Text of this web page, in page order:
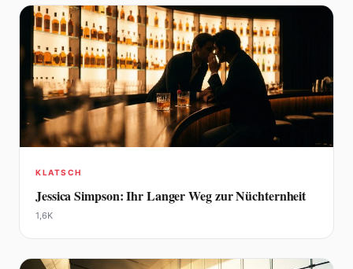
KLATSCH
Jessica Simpson: Ihr Langer Weg zur Nüchternheit
1,6K